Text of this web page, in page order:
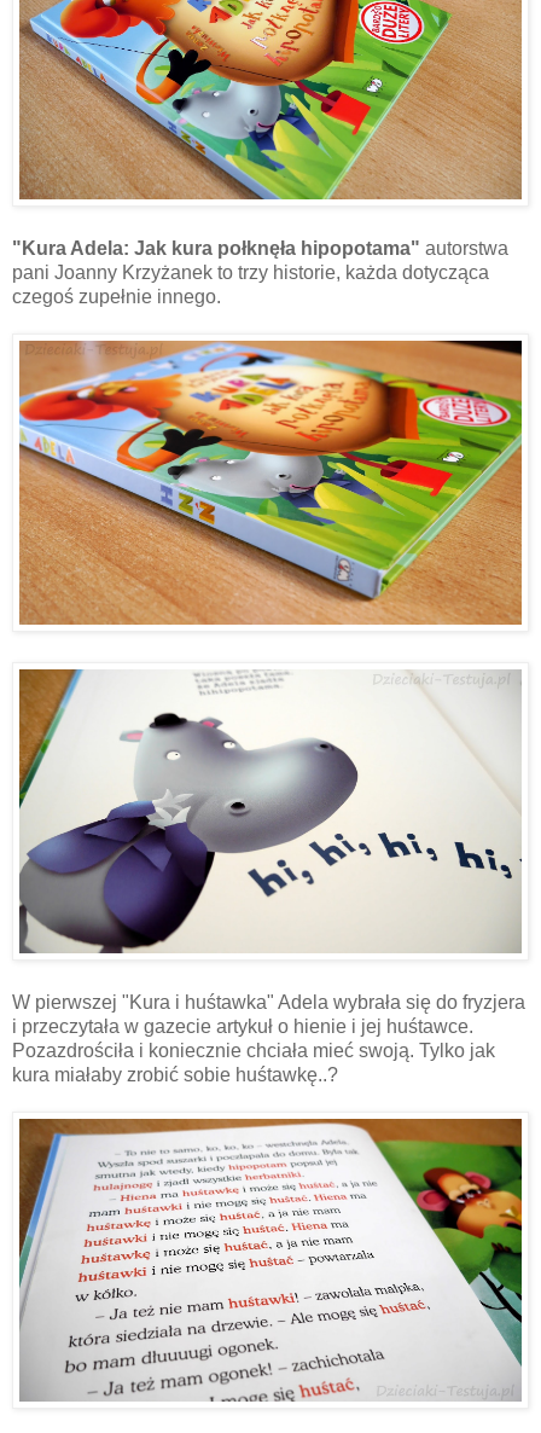
"Kura Adela: Jak kura połknęła hipopotama" autorstwa
pani Joanny Krzyżanek to trzy historie, każda dotycząca
czegoś zupełnie innego.
W pierwszej "Kura i huśtawka" Adela wybrała się do fryzjera
i przeczytała w gazecie artykuł o hienie i jej huśtawce.
Pozazdrościła i koniecznie chciała mieć swoją. Tylko jak
kura miałaby zrobić sobie huśtawkę..?